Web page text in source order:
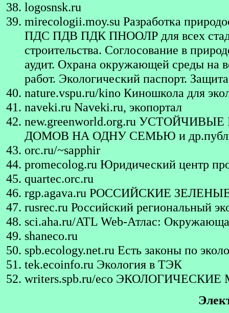
logosnsk.ru
mirecologii.moy.su Разработка
ПДС ПДВ ПДК ПНООЛР для всех
строительства. Соглосование в
аудит. Охрана окружающей среды на
работ. Экологический паспорт.
nature.vspu.ru/kino Киношкола для
naveki.ru Naveki.ru, экопортал
new.greenworld.org.ru УСТОЙЧИВЫЕ
ДОМОВ НА ОДНУ СЕМЬЮ и
orc.ru/~sapphir
promecolog.ru Юридический центр
quartec.orc.ru
rgp.agava.ru РОССИЙСКИЕ
rusrec.ru Российский региональный
sci.aha.ru/ATL Web-Атлас:
shaneco.ru
spb.ecology.net.ru Есть законы по
tek.ecoinfo.ru Экология в ТЭК
writers.spb.ru/eco ЭКОЛОГИЧЕСКИЕ